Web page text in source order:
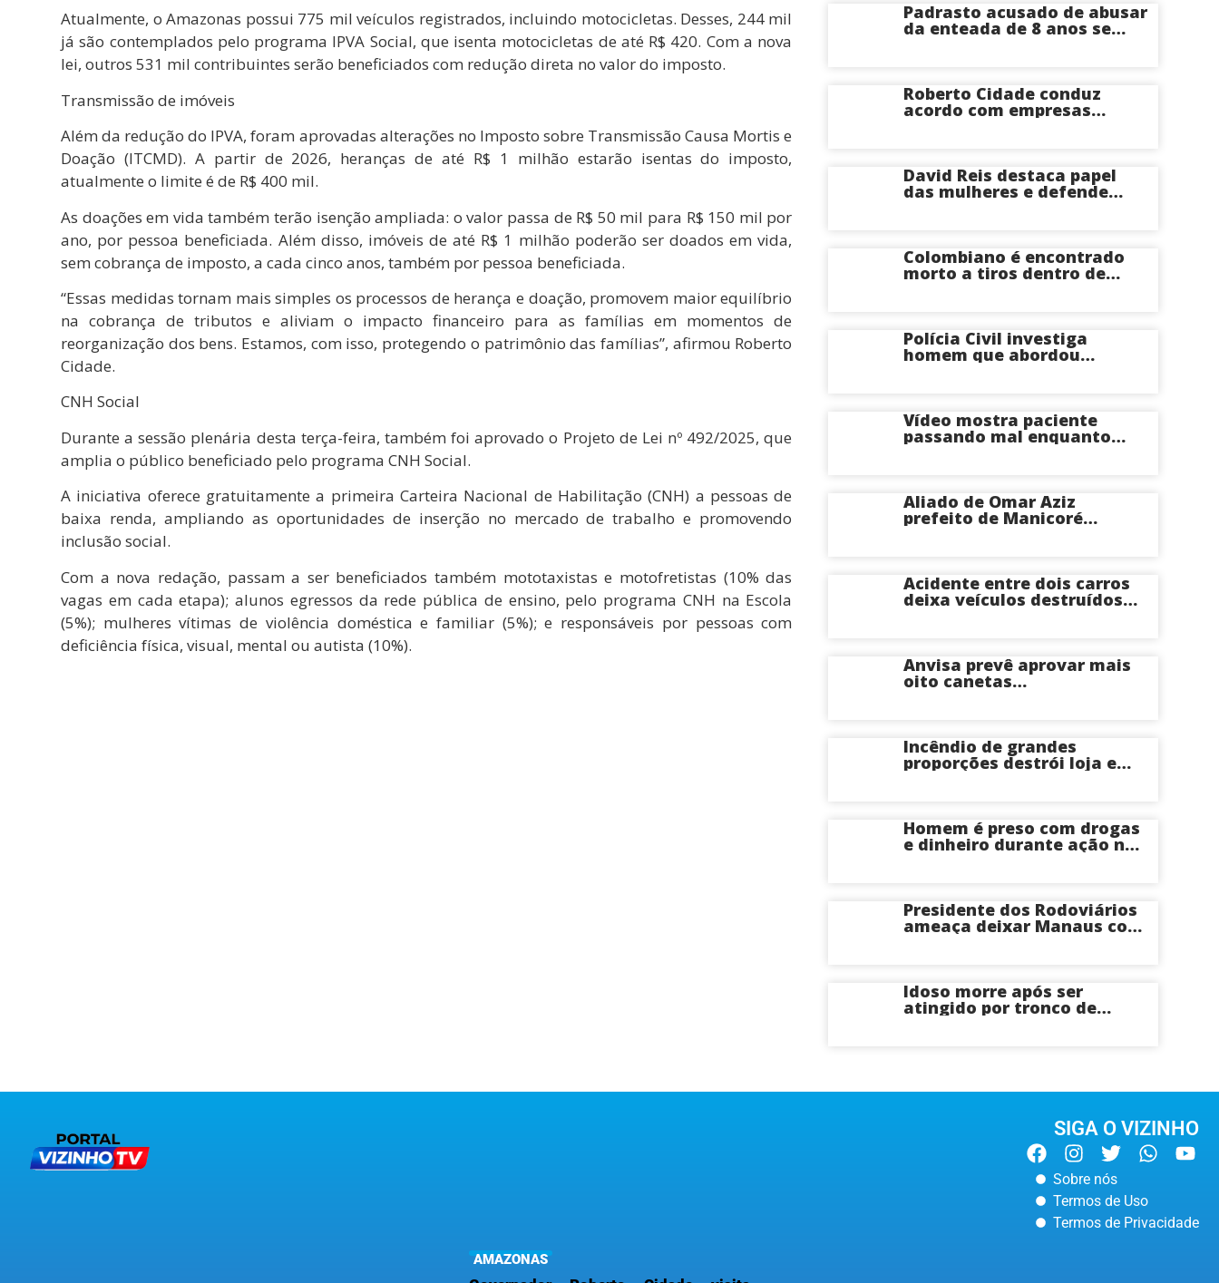
Atualmente, o Amazonas possui 775 mil veículos registrados, incluindo motocicletas. Desses, 244 mil
já são contemplados pelo programa IPVA Social, que isenta motocicletas de até R$ 420. Com a nova
lei, outros 531 mil contribuintes serão beneficiados com redução direta no valor do imposto.
Transmissão de imóveis
Além da redução do IPVA, foram aprovadas alterações no Imposto sobre Transmissão Causa Mortis e
Doação (ITCMD). A partir de 2026, heranças de até R$ 1 milhão estarão isentas do imposto,
atualmente o limite é de R$ 400 mil.
As doações em vida também terão isenção ampliada: o valor passa de R$ 50 mil para R$ 150 mil por
ano, por pessoa beneficiada. Além disso, imóveis de até R$ 1 milhão poderão ser doados em vida,
sem cobrança de imposto, a cada cinco anos, também por pessoa beneficiada.
“Essas medidas tornam mais simples os processos de herança e doação, promovem maior equilíbrio
na cobrança de tributos e aliviam o impacto financeiro para as famílias em momentos de
reorganização dos bens. Estamos, com isso, protegendo o patrimônio das famílias”, afirmou Roberto
Cidade.
CNH Social
Durante a sessão plenária desta terça-feira, também foi aprovado o Projeto de Lei nº 492/2025, que
amplia o público beneficiado pelo programa CNH Social.
A iniciativa oferece gratuitamente a primeira Carteira Nacional de Habilitação (CNH) a pessoas de
baixa renda, ampliando as oportunidades de inserção no mercado de trabalho e promovendo
inclusão social.
Com a nova redação, passam a ser beneficiados também mototaxistas e motofretistas (10% das
vagas em cada etapa); alunos egressos da rede pública de ensino, pelo programa CNH na Escola
(5%); mulheres vítimas de violência doméstica e familiar (5%); e responsáveis por pessoas com
deficiência física, visual, mental ou autista (10%).
Padrasto acusado de abusar
da enteada de 8 anos se
Roberto Cidade conduz
acordo com empresas
David Reis destaca papel
das mulheres e defende
Amazonas
Colombiano é encontrado
morto a tiros dentro de
Polícia Civil investiga
homem que abordou
Vídeo mostra paciente
passando mal enquanto
Aliado de Omar Aziz
prefeito de Manicoré
Acidente entre dois carros
deixa veículos destruídos
Anvisa prevê aprovar mais
oito canetas
Incêndio de grandes
proporções destrói loja e
Homem é preso com drogas
e dinheiro durante ação na
Presidente dos Rodoviários
ameaça deixar Manaus com
Idoso morre após ser
atingido por tronco de
AMAZONAS
SIGA O VIZINHO
Sobre nós
Termos de Uso
Termos de Privacidade